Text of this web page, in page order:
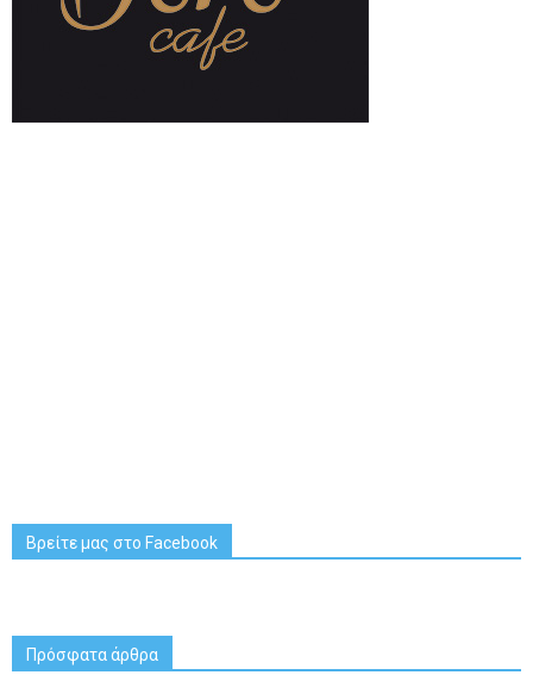
Βρείτε μας στο Facebook
Πρόσφατα άρθρα